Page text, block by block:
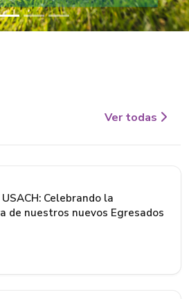
Ver todas
Celebrando la
de nuestros nuevos Egresados